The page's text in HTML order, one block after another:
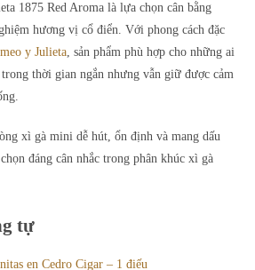
1875 Red Aroma là lựa chọn cân bằng
hương vị cổ điển. Với phong cách đặc
y Julieta, sản phẩm phù hợp cho những ai
thời gian ngắn nhưng vẫn giữ được cảm
xì gà mini dễ hút, ổn định và mang dấu
đáng cân nhắc trong phân khúc xì gà
tự